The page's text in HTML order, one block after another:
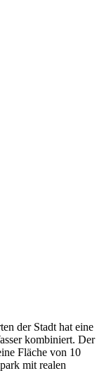
der Stadt hat eine
kombiniert. Der
Fläche von 10
mit realen